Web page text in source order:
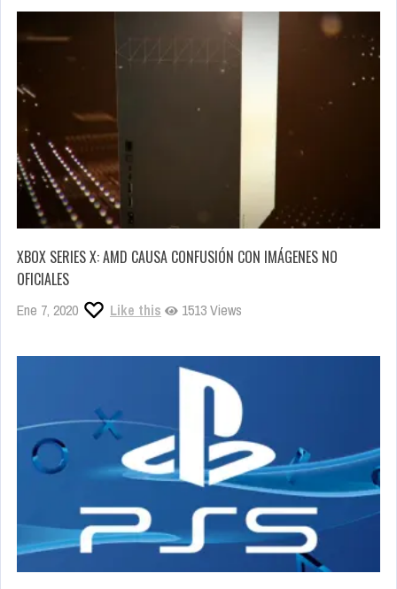
XBOX SERIES X: AMD CAUSA CONFUSIÓN CON IMÁGENES NO
OFICIALES
Ene 7, 2020 Like this 1513 Views